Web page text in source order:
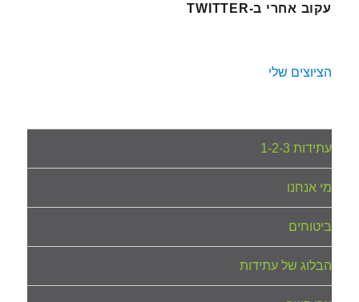
עקוב אחרי ב-TWITTER
הציוצים שלי
עתידות 1-2-3
מי אנחנו
ביטוחים
הבלוג של עתידות